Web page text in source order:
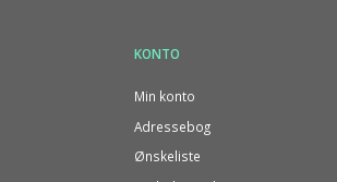
KONTO
Min konto
Adressebog
Ønskeliste